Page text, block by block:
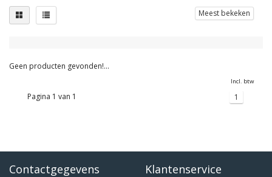
Meest bekeken
Geen producten gevonden!...
Incl. btw
Pagina 1 van 1 1
Contactgegevens Klantenservice